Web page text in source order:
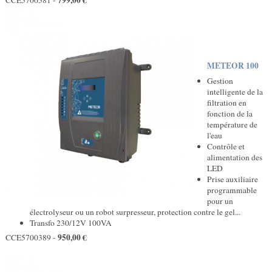
METEOR 100
Gestion
intelligente de la
filtration en
fonction de la
température de
l'eau
Contrôle et
alimentation des
LED
Prise auxiliaire
programmable
pour un
électrolyseur ou un robot surpresseur, protection contre le gel...
Transfo 230/12V 100VA
CCE5700389 - 950,00 €